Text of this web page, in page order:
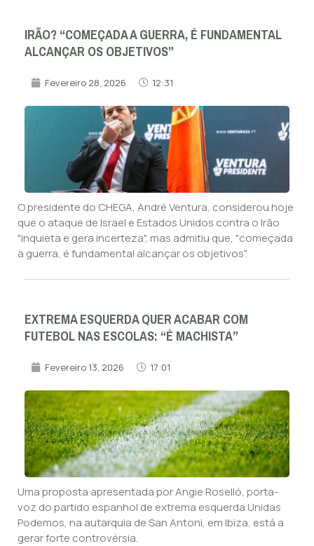
IRÃO? “COMEÇADA A GUERRA, É FUNDAMENTAL
ALCANÇAR OS OBJETIVOS”
Fevereiro 28, 2026 12:31
O presidente do CHEGA, André Ventura, considerou hoje
que o ataque de Israel e Estados Unidos contra o Irão
"inquieta e gera incerteza", mas admitiu que, "começada
a guerra, é fundamental alcançar os objetivos".
EXTREMA ESQUERDA QUER ACABAR COM
FUTEBOL NAS ESCOLAS: “É MACHISTA”
Fevereiro 13, 2026 17:01
Uma proposta apresentada por Angie Roselló, porta-
voz do partido espanhol de extrema esquerda Unidas
Podemos, na autarquia de San Antoni, em Ibiza, está a
gerar forte controvérsia.